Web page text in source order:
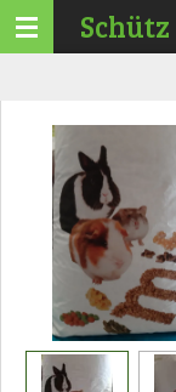
Zum
Hauptinhalt
Schütz